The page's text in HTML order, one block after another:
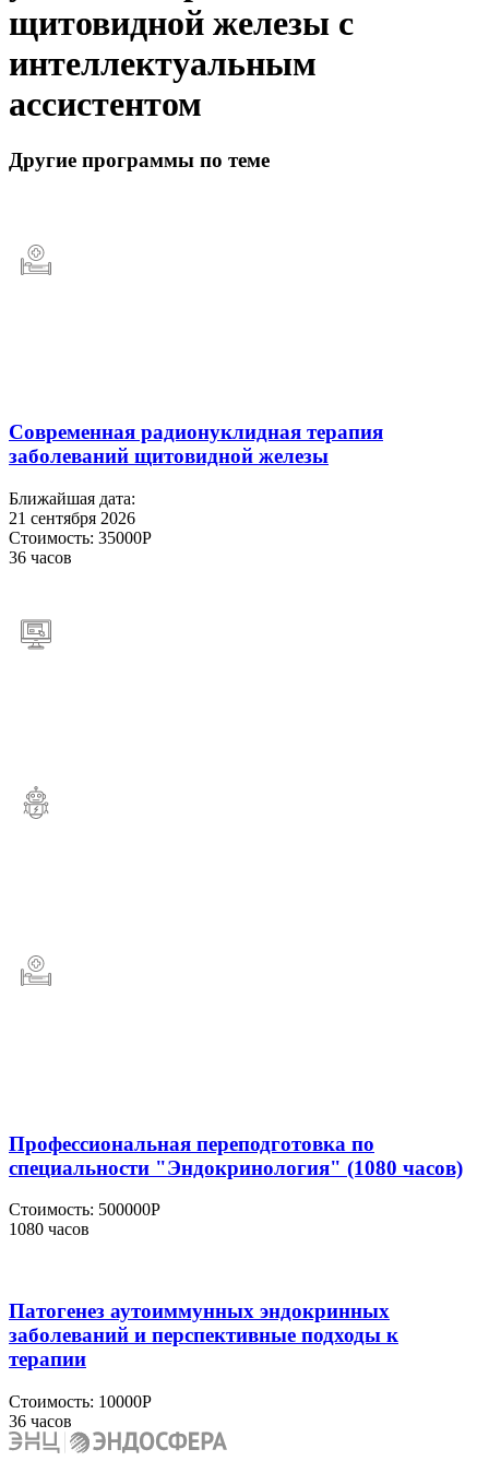
щитовидной железы с
интеллектуальным
ассистентом
Другие программы по теме
Современная радионуклидная терапия
заболеваний щитовидной железы
Ближайшая дата:
21 сентября 2026
Стоимость: 35000Р
36 часов
Профессиональная переподготовка по
специальности "Эндокринология" (1080 часов)
Стоимость: 500000Р
1080 часов
Патогенез аутоиммунных эндокринных
заболеваний и перспективные подходы к
терапии
Стоимость: 10000Р
36 часов